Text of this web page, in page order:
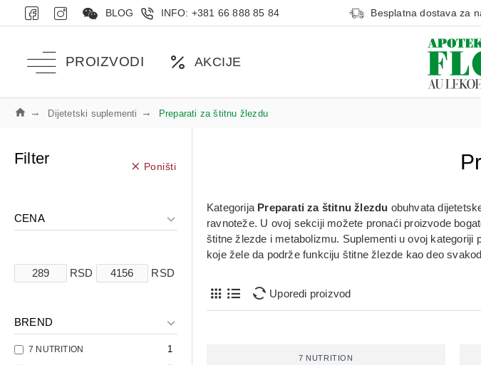
BLOG INFO: +381 66 888 85 84 Besplatna dostava za
PROIZVODI AKCIJE
Dijetetski suplementi Preparati za štitnu žlezdu
Filter Poništi
CENA
RSD RSD
BREND
7 NUTRITION 1
Kategorija Preparati za štitnu žlezdu obuhvata
ravnoteže. U ovoj sekciji možete pronaći proizvode
štitne žlezde i metabolizmu. Suplementi u ovoj
koje žele da podrže funkciju štitne žlezde kao deo
Uporedi proizvod
7 NUTRITION